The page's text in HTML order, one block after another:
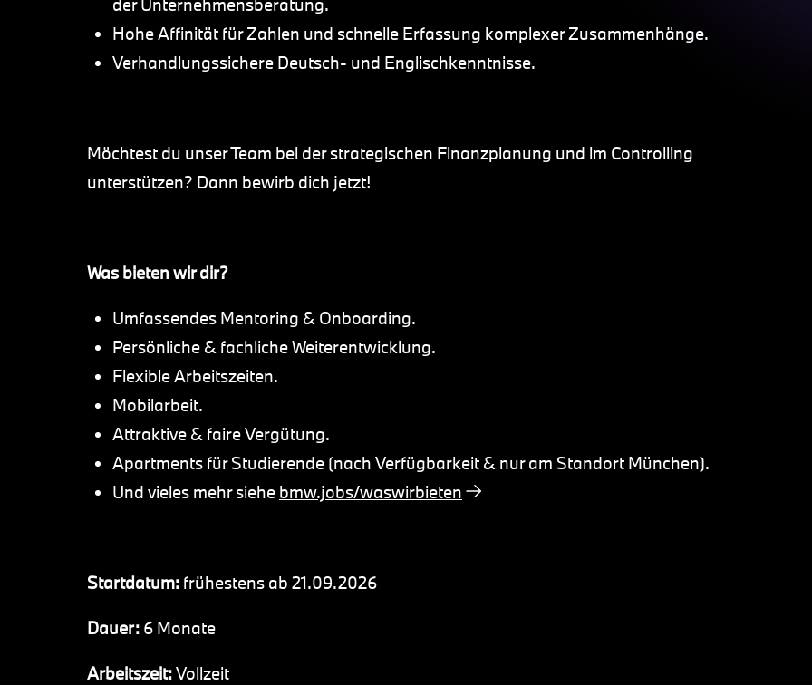
der Unternehmensberatung.
Hohe Affinität für Zahlen und schnelle Erfassung komplexer Zusammenhänge.
Verhandlungssichere Deutsch- und Englischkenntnisse.
Möchtest du unser Team bei der strategischen Finanzplanung und im Controlling
unterstützen? Dann bewirb dich jetzt!
Was bieten wir dir?
Umfassendes Mentoring & Onboarding.
Persönliche & fachliche Weiterentwicklung.
Flexible Arbeitszeiten.
Mobilarbeit.
Attraktive & faire Vergütung.
Apartments für Studierende (nach Verfügbarkeit & nur am Standort München).
Und vieles mehr siehe bmw.jobs/waswirbieten
Startdatum: frühestens ab 21.09.2026
Dauer: 6 Monate
Arbeitszeit:Vollzeit